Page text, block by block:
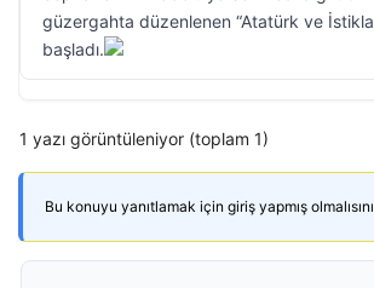
güzergahta düzenlenen “Atatürk ve
başladı.
1 yazı görüntüleniyor (toplam 1)
Bu konuyu yanıtlamak için giriş yapmış